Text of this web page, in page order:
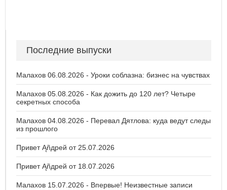
Последние выпуски
Малахов 06.08.2026 - Уроки соблазна: бизнес на чувствах
Малахов 05.08.2026 - Как дожить до 120 лет? Четыре
секретных способа
Малахов 04.08.2026 - Перевал Дятлова: куда ведут следы
из прошлого
Привет Ąñдpей от 25.07.2026
Привет Ąñдpей от 18.07.2026
Малахов 15.07.2026 - Впервые! Неизвестные записи